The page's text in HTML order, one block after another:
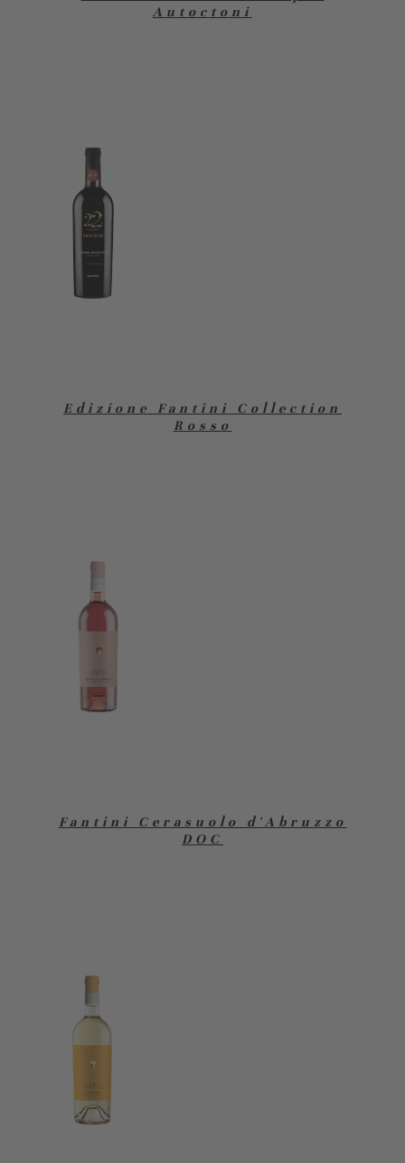
Autoctoni
Edizione Fantini Collection
Rosso
Fantini Cerasuolo d'Abruzzo
DOC